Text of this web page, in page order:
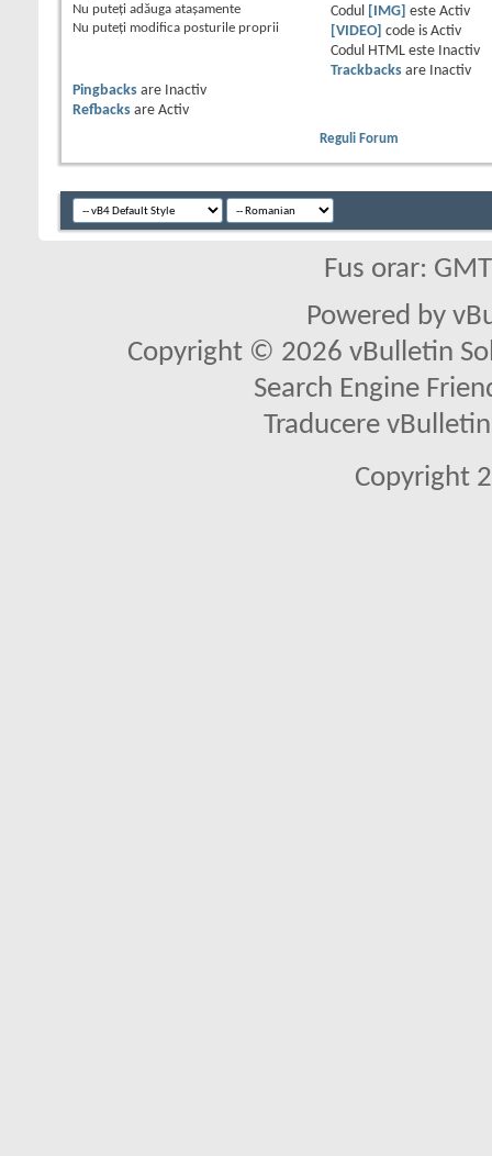
Nu puteţi adăuga ataşamente
Nu puteţi modifica posturile proprii
Codul
[IMG] este Activ
[VIDEO] code is Activ
Codul HTML este
Inactiv
Trackbacksare
Inactiv
Pingbacks are
Inactiv
Refbacks are Activ
Reguli Forum
Fus orar:
Powered by
Copyright © 2026 vBulletin
Search Engine
Traducere
Copyright